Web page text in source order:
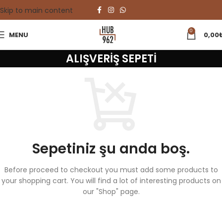
Skip to main content
MENU 0 0,00
ALIŞVERIŞ SEPETI
Sepetiniz şu anda boş.
Before proceed to checkout you must add some products to
your shopping cart. You will find a lot of interesting products on
our "Shop" page.